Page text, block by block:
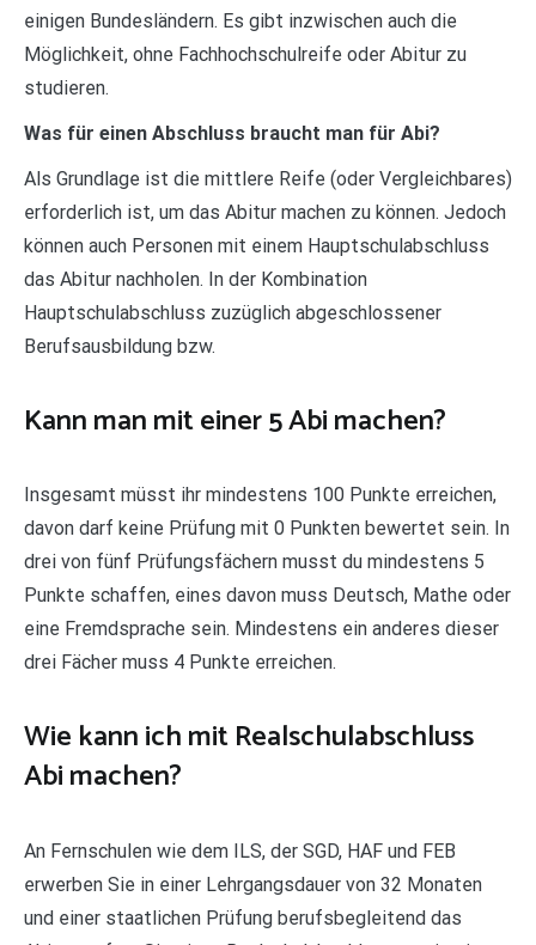
einigen Bundesländern. Es gibt inzwischen auch die
Möglichkeit, ohne Fachhochschulreife oder Abitur zu
studieren.
Was für einen Abschluss braucht man für Abi?
Als Grundlage ist die mittlere Reife (oder Vergleichbares)
erforderlich ist, um das Abitur machen zu können. Jedoch
können auch Personen mit einem Hauptschulabschluss
das Abitur nachholen. In der Kombination
Hauptschulabschluss zuzüglich abgeschlossener
Berufsausbildung bzw.
Kann man mit einer 5 Abi machen?
Insgesamt müsst ihr mindestens 100 Punkte erreichen,
davon darf keine Prüfung mit 0 Punkten bewertet sein. In
drei von fünf Prüfungsfächern musst du mindestens 5
Punkte schaffen, eines davon muss Deutsch, Mathe oder
eine Fremdsprache sein. Mindestens ein anderes dieser
drei Fächer muss 4 Punkte erreichen.
Wie kann ich mit Realschulabschluss
Abi machen?
An Fernschulen wie dem ILS, der SGD, HAF und FEB
erwerben Sie in einer Lehrgangsdauer von 32 Monaten
und einer staatlichen Prüfung berufsbegleitend das